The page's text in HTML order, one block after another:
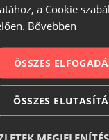
500
a Cookie
Bővebben
ÖSSZES
ÖSSZES